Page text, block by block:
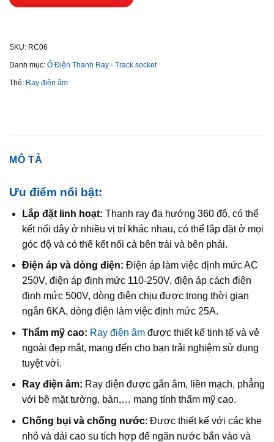
SKU: RC06
Danh mục: Ổ Điện Thanh Ray - Track socket
Thẻ: Ray điện âm
MÔ TẢ
Ưu điểm nổi bật:
Lắp đặt linh hoạt: Thanh ray đa hướng 360 độ, có thể
kết nối dây ở nhiều vị trí khác nhau, có thể lắp đặt ở mọi
góc độ và có thể kết nối cả bên trái và bên phải.
Điện áp và dòng điện: Điện áp làm việc định mức AC
250V, điện áp định mức 110‑250V, điện áp cách điện
định mức 500V, dòng điện chịu được trong thời gian
ngắn 6KA, dòng điện làm việc định mức 25A.
Thẩm mỹ cao: Ray điện âmđược thiết kế tinh tế và vẻ
ngoài đẹp mắt, mang đến cho bạn trải nghiệm sử dụng
tuyệt vời.
Ray điện âm: Ray điện được gắn âm, liền mạch, phẳng
với bề mặt tường, bàn,… mang tính thẩm mỹ cao.
Chống bụi và chống nước: Được thiết kế với các khe
nhỏ và dải cao su tích hợp để ngăn nước bắn vào và